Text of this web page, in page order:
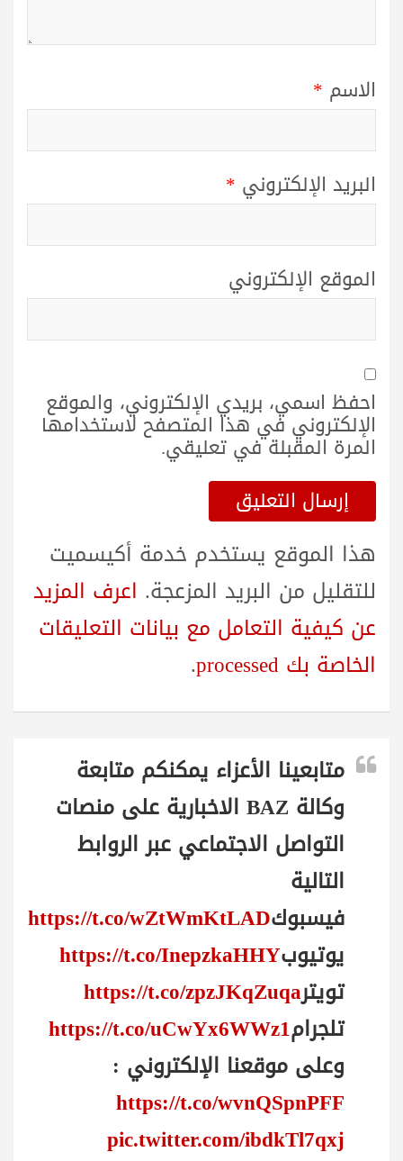
الاسم *
البريد الإلكتروني *
الموقع الإلكتروني
احفظ اسمي، بريدي الإلكتروني، والموقع
الإلكتروني في هذا المتصفح لاستخدامها
المرة المقبلة في تعليقي.
هذا الموقع يستخدم خدمة أكيسميت
للتقليل من البريد المزعجة. اعرف المزيد
عن كيفية التعامل مع بيانات التعليقات
الخاصة بك processed
.
متابعينا الأعزاء يمكنكم متابعة
وكالة BAZ الاخبارية على منصات
التواصل الاجتماعي عبر الروابط
التالية
فيسبوكhttps://t.co/wZtWmKtLAD
يوتيوبhttps://t.co/InepzkaHHY
تويترhttps://t.co/zpzJKqZuqa
تلجرامhttps://t.co/uCwYx6WWz1
وعلى موقعنا الإلكتروني :
https://t.co/wvnQSpnPFF
pic.twitter.com/ibdkTl7qxj